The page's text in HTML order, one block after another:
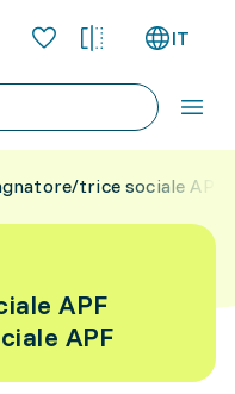
IT
trice sociale APF
APF
APF